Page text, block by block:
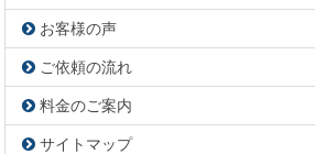
お客様の声
ご依頼の流れ
料金のご案内
サイトマップ